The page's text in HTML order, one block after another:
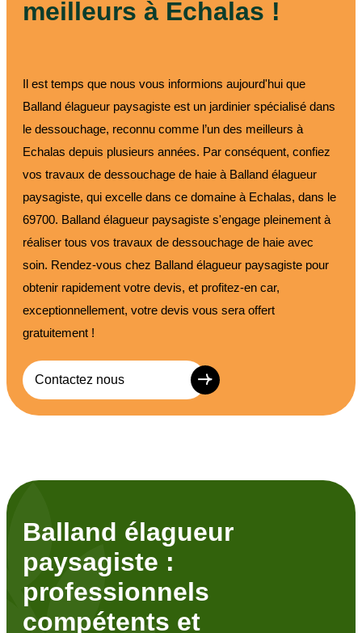
meilleurs à Echalas !
Il est temps que nous vous informions aujourd'hui que
Balland élagueur paysagiste est un jardinier spécialisé dans
le dessouchage, reconnu comme l’un des meilleurs à
Echalas depuis plusieurs années. Par conséquent, confiez
vos travaux de dessouchage de haie à Balland élagueur
paysagiste, qui excelle dans ce domaine à Echalas, dans le
69700. Balland élagueur paysagiste s'engage pleinement à
réaliser tous vos travaux de dessouchage de haie avec
soin. Rendez-vous chez Balland élagueur paysagiste pour
obtenir rapidement votre devis, et profitez-en car,
exceptionnellement, votre devis vous sera offert
gratuitement !
Contactez nous
Balland élagueur
paysagiste :
professionnels
compétents et